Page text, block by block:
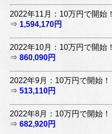
2022年11月：10万円で開始！
⇒ 1,594,170円
2022年10月：10万円で開始！
⇒ 860,090円
2022年9月：10万円で開始！
⇒ 513,110円
2022年8月：10万円で開始！
⇒ 682,920円